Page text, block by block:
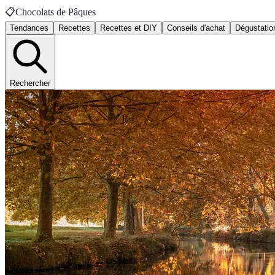
📋Chocolats de Pâques
Tendances Recettes Recettes et DIY Conseils d'achat
Rechercher